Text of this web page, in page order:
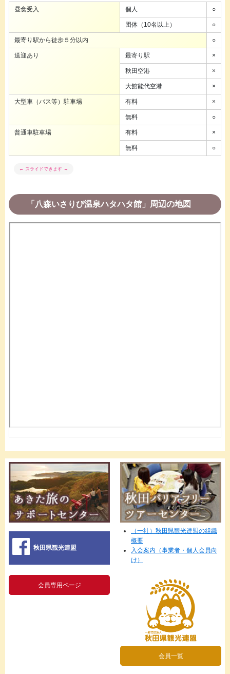
昼食受入 個人 ○
団体（10名以上） ○
最寄り駅から徒歩５分以内 ○
送迎あり 最寄り駅 ×
秋田空港 ×
大館能代空港 ×
大型車（バス等）駐車場 有料 ×
無料 ○
普通車駐車場 有料 ×
無料 ○
「八森いさりび温泉ハタハタ館」周辺の地図
秋田県観光連盟
（一社）秋田県観光連盟の組織
概要
入会案内（事業者・個人会員向
け）
会員専用ページ
会員一覧